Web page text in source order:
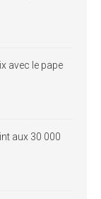
avec le pape
aux 30 000